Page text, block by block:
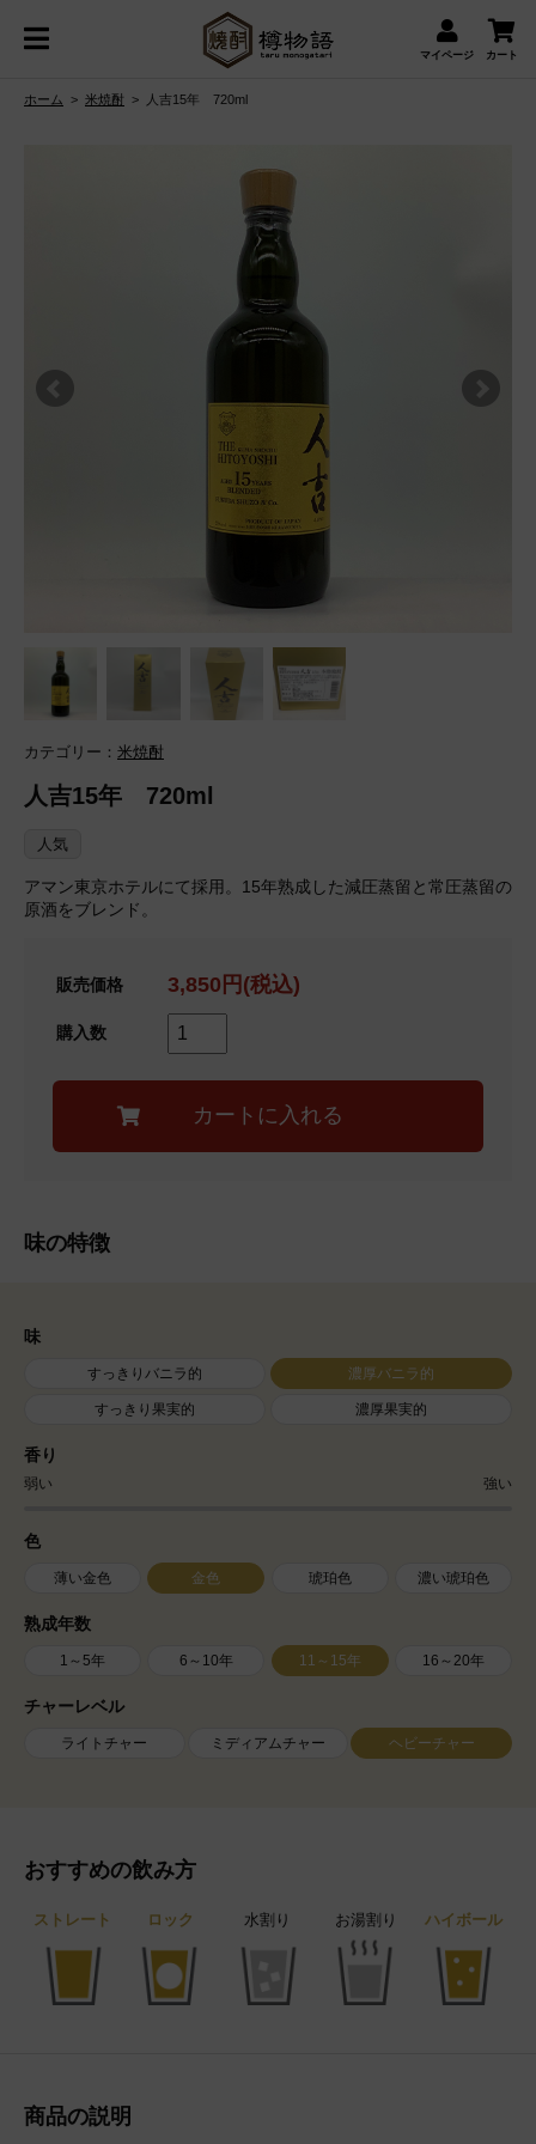
マイページ カート
ホーム > 米焼酎 > 人吉15年 720ml
カテゴリー： 米焼酎
人吉15年 720ml
人気
アマン東京ホテルにて採用。15年熟成した減圧蒸留と常圧蒸留の
原酒をブレンド。
販売価格 3,850円(税込)
購入数
味の特徴
味
すっきりバニラ的 濃厚バニラ的
すっきり果実的 濃厚果実的
香り
色
薄い金色 金色 琥珀色 濃い琥珀色
熟成年数
1～5年 6～10年 11～15年 16～20年
チャーレベル
ライトチャー ミディアムチャー ヘビーチャー
おすすめの飲み方
ストレート ロック 水割り お湯割り ハイボール
商品の説明